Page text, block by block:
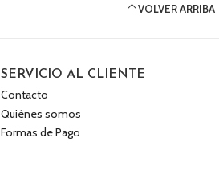
VOLVER ARRIBA
SERVICIO AL CLIENTE
Contacto
Quiénes somos
Formas de Pago